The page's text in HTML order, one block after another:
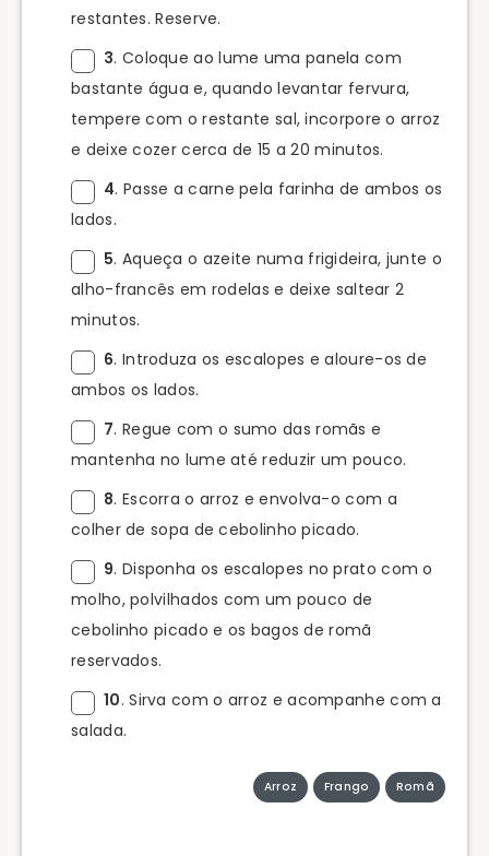
restantes. Reserve.
3. Coloque ao lume uma panela com
bastante água e, quando levantar fervura,
tempere com o restante sal, incorpore o arroz
e deixe cozer cerca de 15 a 20 minutos.
4. Passe a carne pela farinha de ambos os
lados.
5. Aqueça o azeite numa frigideira, junte o
alho-francês em rodelas e deixe saltear 2
minutos.
6. Introduza os escalopes e aloure-os de
ambos os lados.
7. Regue com o sumo das romãs e
mantenha no lume até reduzir um pouco.
8. Escorra o arroz e envolva-o com a
colher de sopa de cebolinho picado.
9. Disponha os escalopes no prato com o
molho, polvilhados com um pouco de
cebolinho picado e os bagos de romã
reservados.
10. Sirva com o arroz e acompanhe com a
salada.
Arroz Frango Romã